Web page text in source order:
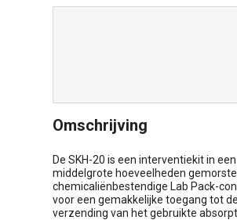
Omschrijving
De SKH-20 is een interventiekit in
middelgrote hoeveelheden
chemicaliënbestendige Lab Pack-
voor een gemakkelijke toegang tot
verzending van het gebruikte